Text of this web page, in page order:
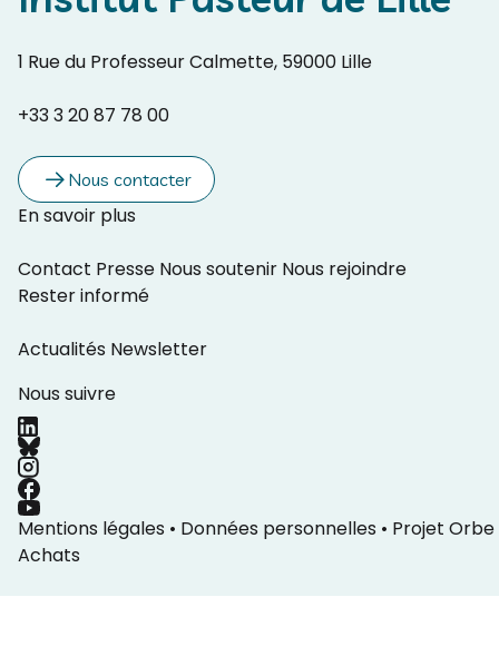
1 Rue du Professeur Calmette, 59000 Lille
+33 3 20 87 78 00
Nous contacter
En savoir plus
Contact Presse Nous soutenir Nous rejoindre
Rester informé
Actualités Newsletter
Nous suivre
Mentions légales • Données personnelles • Projet Orbe
Achats